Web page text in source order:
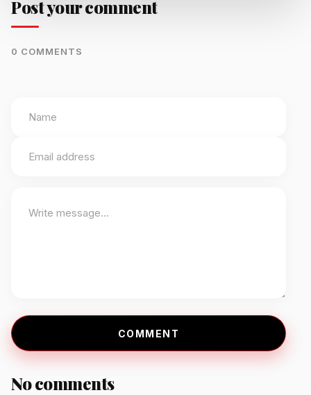
Post your comment
0 COMMENTS
COMMENT
No comments